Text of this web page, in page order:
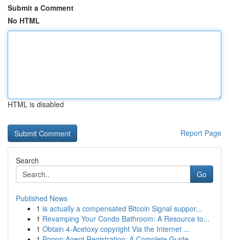
Submit a Comment
No HTML
HTML is disabled
Report Page
Search
Go
Published News
1 is actually a compensated Bitcoin Signal suppor...
1 Revamping Your Condo Bathroom: A Resource to...
1 Obtain 4-Acetoxy copyright Via the Internet ...